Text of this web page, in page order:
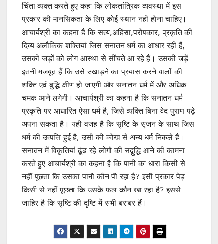
चिंता व्यक्त करते हुए कहा कि लोकतांत्रिक व्यवस्था में इस
प्रकार की मानसिकता के लिए कोई स्थान नहीं होना चाहिए।
आचार्यश्री का कहना है कि सत्य,अहिंसा,परोपकार, प्रकृति की
दिव्य अलौकिक शक्तियां जिस सनातन धर्म का आधार रही हैं,
उसकी जड़ों को लोग आस्था से सींचते आ रहे हैं। उसकी जड़ें
इतनी मजबूत हैं कि उसे उखाड़ने का प्रयास करने वालों की
शक्ति एवं बुद्धि क्षीण हो जाएगी और सनातन धर्म में और अधिक
चमक आने लगेगी। आचार्यश्री का कहना है कि सनातन धर्म
प्रकृति पर आधारित ऐसा धर्म है, जिसे व्यक्ति बिना वेद पुराण पढ़े
अपना सकता है। यही वजह है कि सृष्टि के सृजन के साथ जिस
धर्म की उत्पत्ति हुई है, उसी की कोख से अन्य धर्म निकले हैं।
सनातन में विकृतियां ढूंढ रहे लोगों की सद्बुद्धि आने की कामना
करते हुए आचार्यश्री का कहना है कि पानी का धारा किसी से
नहीं पूछता कि उसका पानी कौन पी रहा है? इसी प्रकार पेड़
किसी से नहीं पूछता कि उसके फल कौन खा रहा है? इससे
जाहिर है कि सृष्टि की दृष्टि में सभी बराबर हैं।